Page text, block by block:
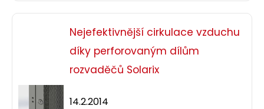
Nejefektivnější cirkulace vzduchu
díky perforovaným dílům
rozvaděčů Solarix
14.2.2014